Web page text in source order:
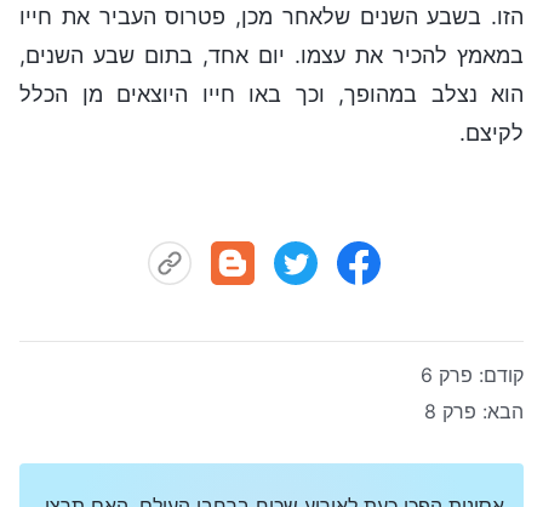
הזו. בשבע השנים שלאחר מכן, פטרוס העביר את חייו
במאמץ להכיר את עצמו. יום אחד, בתום שבע השנים,
הוא נצלב במהופך, וכך באו חייו היוצאים מן הכלל
לקיצם.
קודם: פרק 6
הבא: פרק 8